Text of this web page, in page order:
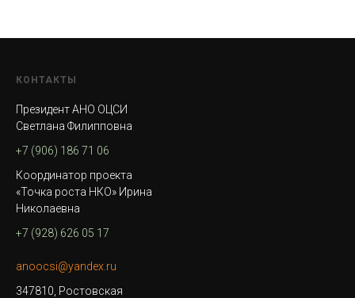
КОНТАКТЫ
Президент АНО ОЦСИ
Светлана Филипповна
+7 (906) 186 71 06
Координатор проекта
«Точка роста НКО» Ирина
Николаевна
+7 (928) 626 05 17
anoocsi@yandex.ru
347810, Ростовская